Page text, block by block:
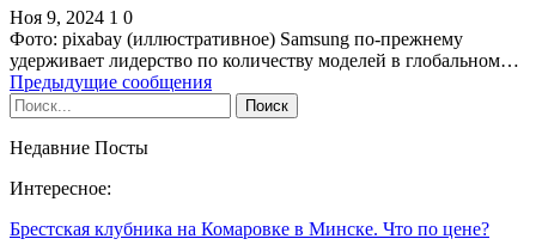
Ноя 9, 2024 1 0
Фото: pixabay (иллюстративное) Samsung по-прежнему
удерживает лидерство по количеству моделей в глобальном…
Предыдущие сообщения
Недавние Посты
Интересное:
Брестская клубника на Комаровке в Минске. Что по цене?